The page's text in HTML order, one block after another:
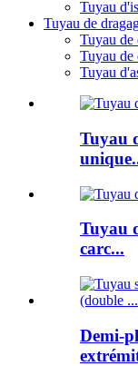
Tuyau
Tuyau de
Tuyau de
Tuyau de
Tuyau
Tuyau
Tuyau
carc...
Demi-